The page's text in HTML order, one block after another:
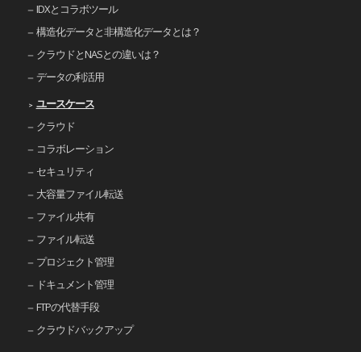
IDXとコラボツール
構造化データと非構造化データとは？
クラウドとNASとの違いは？
データの利活用
ユースケース
クラウド
コラボレーション
セキュリティ
大容量ファイル転送
ファイル共有
ファイル転送
プロジェクト管理
ドキュメント管理
FTPの代替手段
クラウドバックアップ